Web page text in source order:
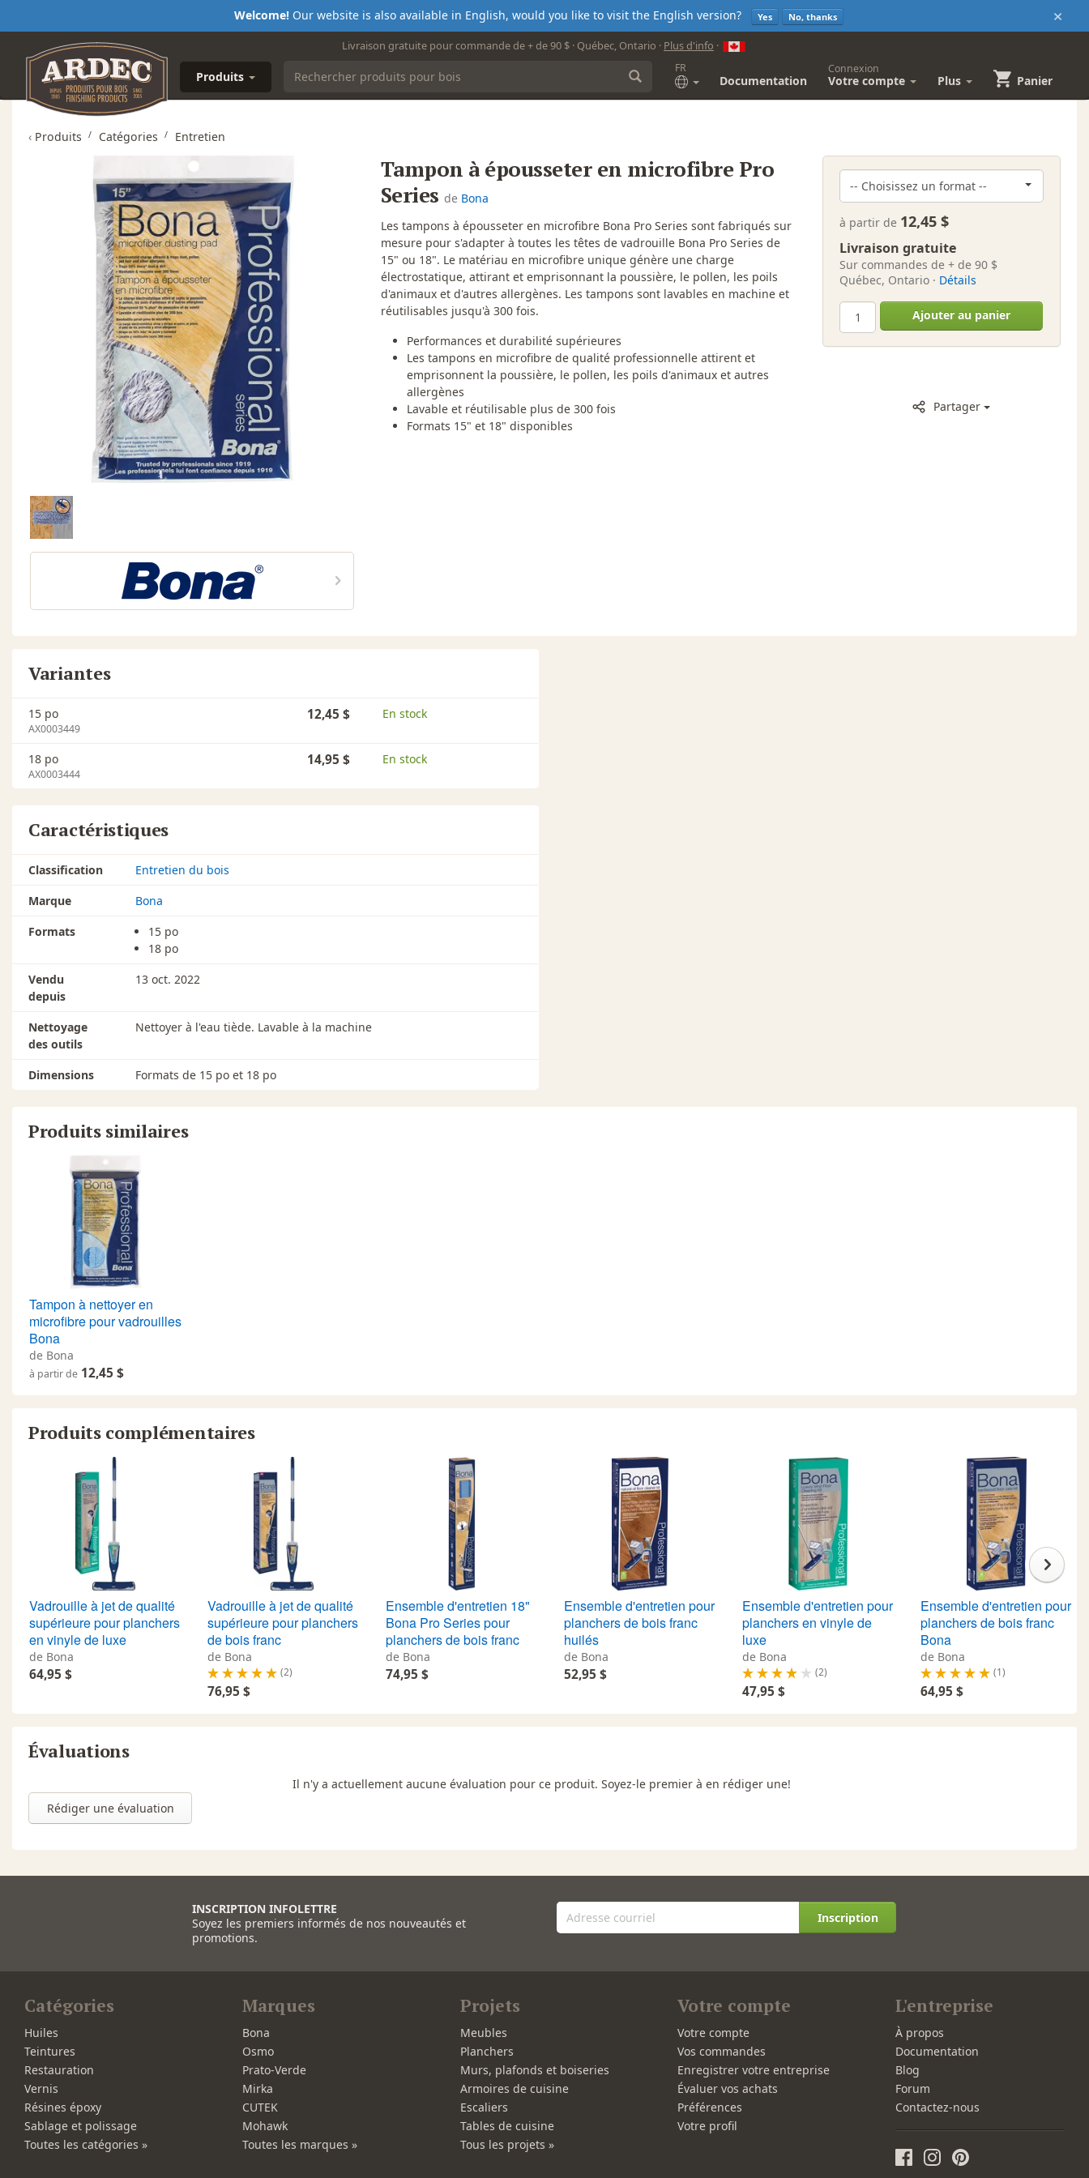
×
Welcome!Our website is also available in English, would you like to visit the English version? Yes No, thanks
Livraison gratuite pour commande de + de 90 $ · Québec, Ontario · Plus d'info ·
Produits
FR
Documentation
Connexion
Votre compte Plus Panier
‹ Produits Catégories Entretien
à partir de 12,45 $
Livraison gratuite
Sur commandes de + de 90 $
Québec, Ontario · Détails
Ajouter au panier
Partager
Tampon à épousseter en microfibre Pro
Series de Bona
Les tampons à épousseter en microfibre Bona Pro Series sont fabriqués sur
mesure pour s'adapter à toutes les têtes de vadrouille Bona Pro Series de
15" ou 18". Le matériau en microfibre unique génère une charge
électrostatique, attirant et emprisonnant la poussière, le pollen, les poils
d'animaux et d'autres allergènes. Les tampons sont lavables en machine et
réutilisables jusqu'à 300 fois.
Performances et durabilité supérieures
Les tampons en microfibre de qualité professionnelle attirent et
emprisonnent la poussière, le pollen, les poils d'animaux et autres
allergènes
Lavable et réutilisable plus de 300 fois
Formats 15" et 18" disponibles
Variantes
15 po
AX0003449
12,45 $ En stock
18 po
AX0003444
14,95 $ En stock
Caractéristiques
Classification
Entretien du bois
Marque
Bona
Formats
15 po
18 po
Vendu
depuis
13 oct. 2022
Nettoyage
des outils
Nettoyer à l'eau tiède. Lavable à la machine
Dimensions Formats de 15 po et 18 po
Produits similaires
Tampon à nettoyer en
microfibre pour vadrouilles
Bona
de Bona
à partir de 12,45 $
Produits complémentaires
Vadrouille à jet de qualité
supérieure pour planchers
en vinyle de luxe
de Bona
64,95 $
Vadrouille à jet de qualité
supérieure pour planchers
de bois franc
de Bona
(2)
76,95 $
Ensemble d'entretien 18"
Bona Pro Series pour
planchers de bois franc
de Bona
74,95 $
Ensemble d'entretien pour
planchers de bois franc
huilés
de Bona
52,95 $
Ensemble d'entretien pour
planchers en vinyle de
luxe
de Bona
(2)
47,95 $
Ensemble d'entretien pour
planchers de bois franc
Bona
de Bona
(1)
64,95 $
Évaluations
Rédiger une évaluation
Il n'y a actuellement aucune évaluation pour ce produit. Soyez-le premier à en rédiger une!
INSCRIPTION INFOLETTRE
Soyez les premiers informés de nos nouveautés et
promotions.
Inscription
Catégories
Huiles
Teintures
Restauration
Vernis
Résines époxy
Sablage et polissage
Toutes les catégories »
Marques
Bona
Osmo
Prato-Verde
Mirka
CUTEK
Mohawk
Toutes les marques »
Projets
Meubles
Planchers
Murs, plafonds et boiseries
Armoires de cuisine
Escaliers
Tables de cuisine
Tous les projets »
Votre compte
Votre compte
Vos commandes
Enregistrer votre entreprise
Évaluer vos achats
Préférences
Votre profil
L'entreprise
À propos
Documentation
Blog
Forum
Contactez-nous